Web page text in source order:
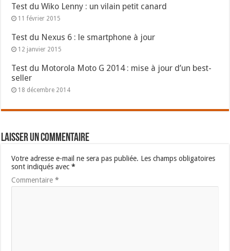
Test du Wiko Lenny : un vilain petit canard
11 février 2015
Test du Nexus 6 : le smartphone à jour
12 janvier 2015
Test du Motorola Moto G 2014 : mise à jour d’un best-
seller
18 décembre 2014
Laisser un commentaire
Votre adresse e-mail ne sera pas publiée. Les champs obligatoires
sont indiqués avec*
Commentaire*